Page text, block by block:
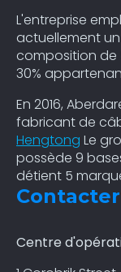
L'entreprise
actuellement un
composition de
30%
En 2016,
fabricant de
Hengtong Le
possède 9
détient 5
Centre